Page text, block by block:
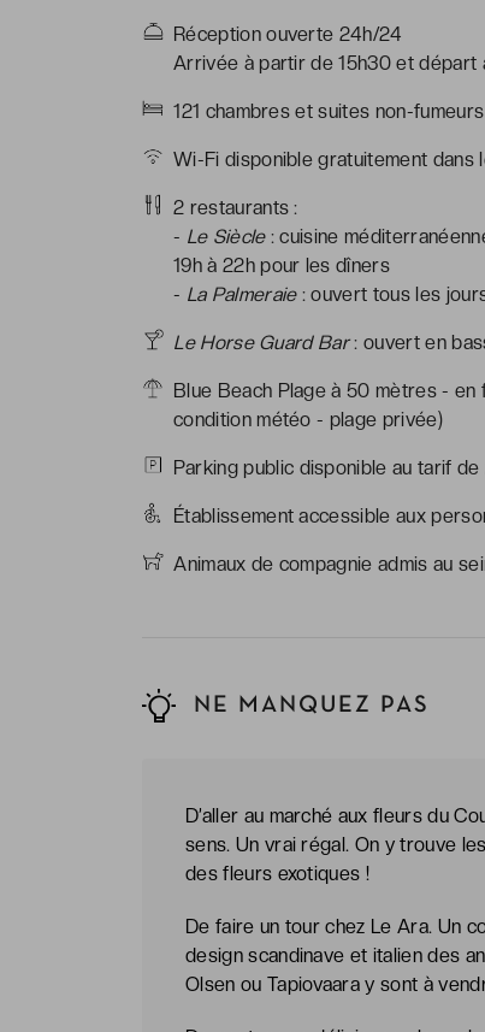
Réception ouverte 24h/24
Arrivée à partir de 15h30 et départ
121 chambres et suites non-fumeurs
Wi-Fi disponible gratuitement dans
2 restaurants :
- Le Siècle: cuisine
19h à 22h pour les dîners
- La Palmeraie: ouvert tous les
Le Horse Guard Bar: ouvert en
Blue Beach Plage à 50 mètres -
condition météo - plage privée)
Parking public disponible au tarif
Établissement accessible aux
Animaux de compagnie admis au
NE MANQUEZ PAS
D’aller au marché aux fleurs du
sens. Un vrai régal. On y trouve
des fleurs exotiques !
De faire un tour chez Le Ara. Un
design scandinave et italien des
Olsen ou Tapiovaara y sont à